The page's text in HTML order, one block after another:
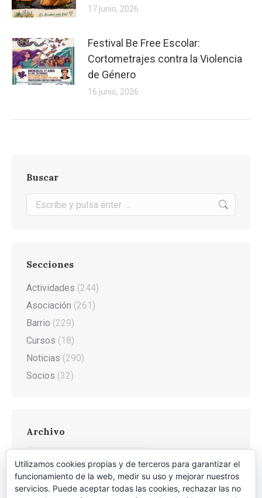
17 junio, 2026
Festival Be Free Escolar:
Cortometrajes contra la Violencia
de Género
16 junio, 2026
Buscar
Buscar:
Secciones
Actividades (244)
Asociación (261)
Barrio (229)
Cursos (18)
Noticias (290)
Socios (32)
Archivo
Utilizamos cookies propias y de terceros para garantizar el
funcionamiento de la web, medir su uso y mejorar nuestros
servicios. Puede aceptar todas las cookies, rechazar las no